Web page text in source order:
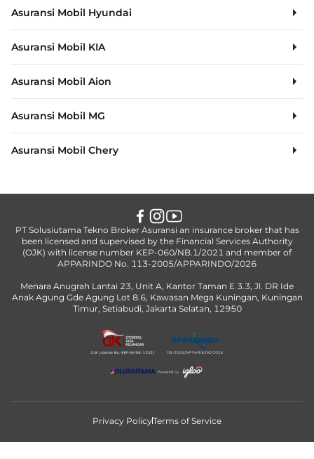
Asuransi Mobil Hyundai
Asuransi Mobil KIA
Asuransi Mobil Aion
Asuransi Mobil MG
Asuransi Mobil Chery
PT Solusiutama Tekno Broker Asuransi an insurance broker that has
been licensed and supervised by the Financial Services Authority
(OJK) with license number KEP-060/NB.1/2021 and member of
APPARINDO No. 113-2005/APPARINDO/2026
Menara Anugrah Lantai 23, Unit A, Kantor Taman E 3.3, Jl. DR Ide
Anak Agung Gde Agung Lot 8.6, Kawasan Mega Kuningan, Kuningan
Timur, Setiabudi, Jakarta Selatan, 12950
Privacy PolicyTerms of Service